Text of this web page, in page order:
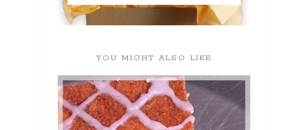
YOU MIGHT ALSO LIKE